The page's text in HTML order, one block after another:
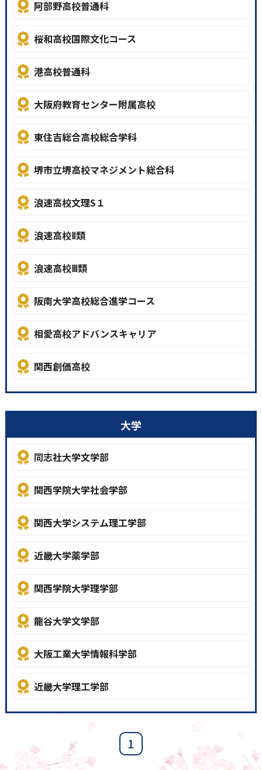
阿部野高校普通科
桜和高校国際文化コース
港高校普通科
大阪府教育センター附属高校
東住吉総合高校総合学科
堺市立堺高校マネジメント総合科
浪速高校文理S１
浪速高校Ⅱ類
浪速高校Ⅲ類
阪南大学高校総合進学コース
相愛高校アドバンスキャリア
関西創価高校
大学
同志社大学文学部
関西学院大学社会学部
関西大学システム理工学部
近畿大学薬学部
関西学院大学理学部
龍谷大学文学部
大阪工業大学情報科学部
近畿大学理工学部
1